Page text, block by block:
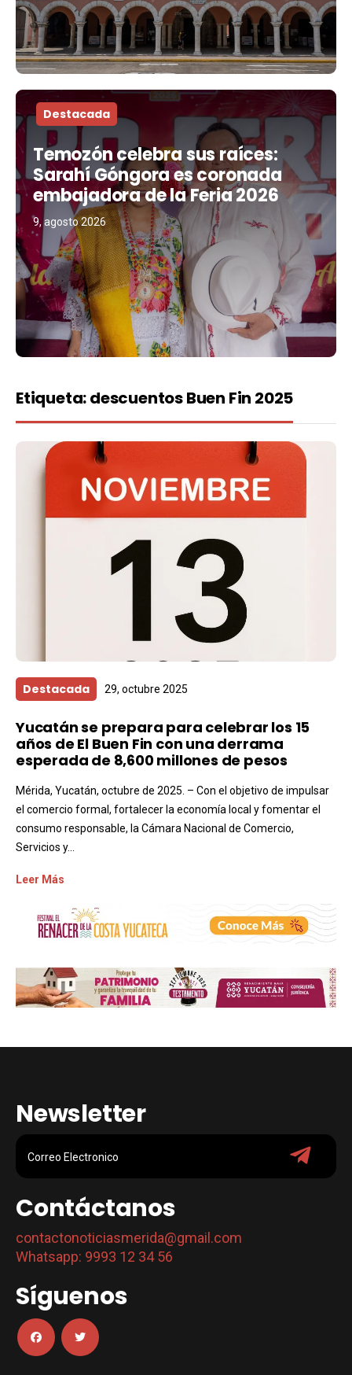
Destacada
Temozón celebra sus raíces:
Sarahí Góngora es coronada
embajadora de la Feria 2026
9, agosto 2026
Etiqueta:descuentos Buen Fin 2025
Destacada 29, octubre 2025
Yucatán se prepara para celebrar los 15
años de El Buen Fin con una derrama
esperada de 8,600 millones de pesos
Mérida, Yucatán, octubre de 2025. – Con el objetivo de impulsar
el comercio formal, fortalecer la economía local y fomentar el
consumo responsable, la Cámara Nacional de Comercio,
Servicios y...
Leer Más
Newsletter
Contáctanos
contactonoticiasmerida@gmail.com
Whatsapp: 9993 12 34 56
Síguenos